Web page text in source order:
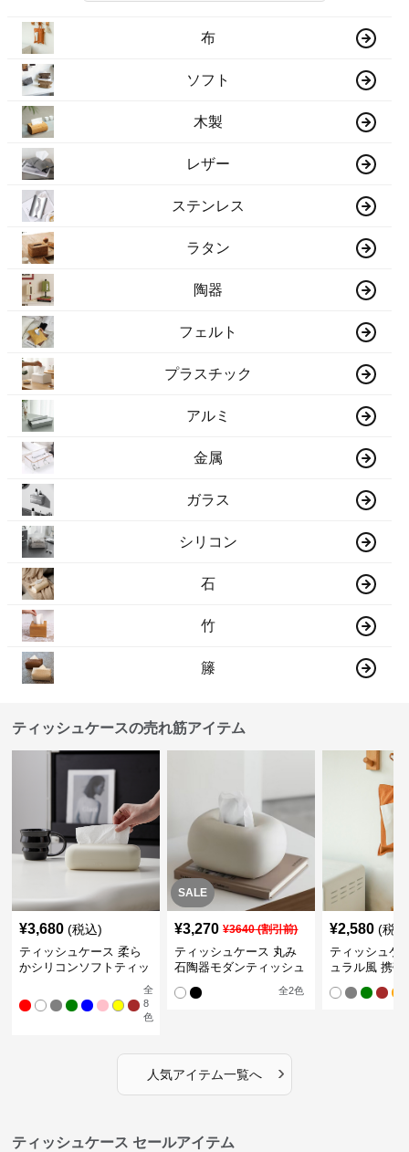
布
ソフト
木製
レザー
ステンレス
ラタン
陶器
フェルト
プラスチック
アルミ
金属
ガラス
シリコン
石
竹
籐
ティッシュケースの売れ筋アイテム
¥3,680 (税込)
ティッシュケース 柔ら
かシリコンソフトティッ
全
8
色
SALE
¥3,270 ¥3640(割引前)
ティッシュケース 丸み
石陶器モダンティッシュ
全2色
¥2,580 (税
ティッシュケ
ュラル風 携帯
人気アイテム一覧へ ›
ティッシュケース セールアイテム